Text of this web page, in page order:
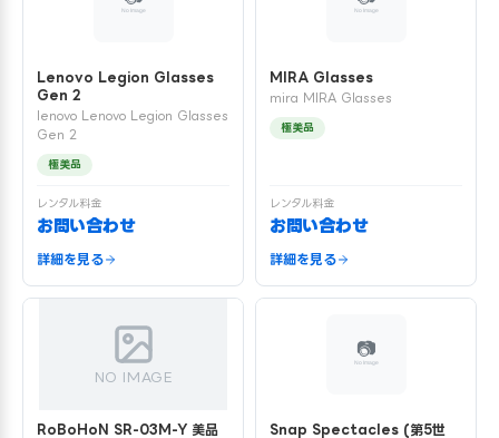
Lenovo Legion Glasses
Gen 2
lenovo Lenovo Legion Glasses
Gen 2
極美品
レンタル料金
お問い合わせ
詳細を見る
MIRA Glasses
mira MIRA Glasses
極美品
レンタル料金
お問い合わせ
詳細を見る
NO IMAGE
RoBoHoN SR-03M-Y 美品
Snap Spectacles (第5世